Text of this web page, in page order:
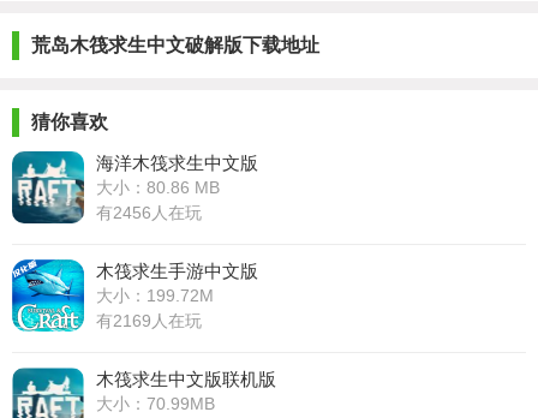
荒岛木筏求生中文破解版下载地址
猜你喜欢
海洋木筏求生中文版
大小：80.86 MB
有2456人在玩
木筏求生手游中文版
大小：199.72M
有2169人在玩
木筏求生中文版联机版
大小：70.99MB